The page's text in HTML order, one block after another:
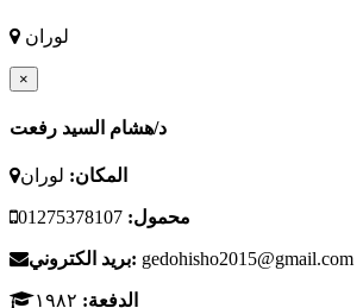
لوران
×
د/هشام السيد رفعت
المكان: لوران
محمول:
بريد الكتروني: gedohisho2015@gmail.com
الدفعة: